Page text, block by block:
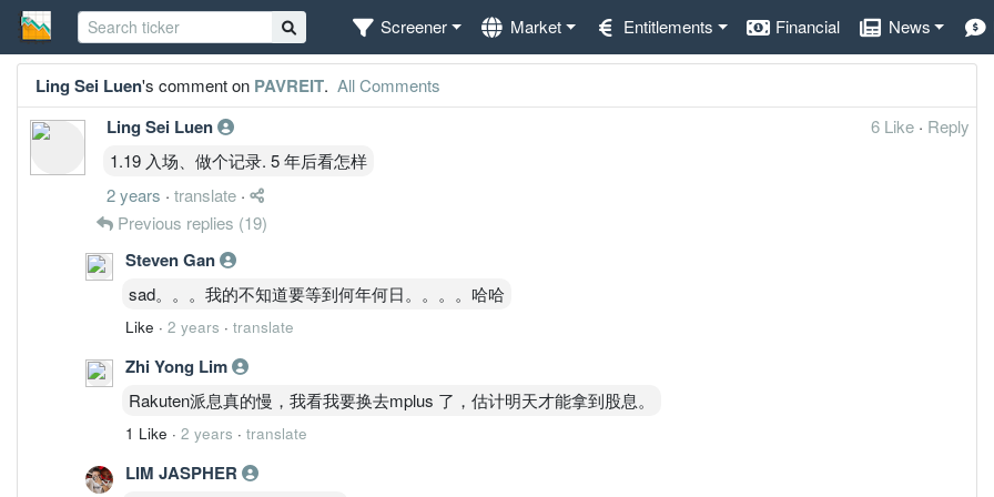
Screener Market Entitlements Financial News
Ling Sei Luen's comment on PAVREIT. All Comments
Ling Sei Luen 6 Like · Reply
1.19 入场、做个记录. 5 年后看怎样
2 years · translate ·
Previous replies (19)
Steven Gan
sad。。。我的不知道要等到何年何日。。。。哈哈
Like · 2 years · translate
Zhi Yong Lim
Rakuten派息真的慢，我看我要换去mplus 了，估计明天才能拿到股息。
1 Like · 2 years · translate
LIM JASPHER